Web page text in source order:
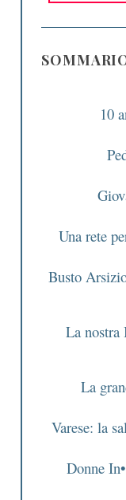
10
Una rete
Busto
La nostra
La
Varese: la
Donne